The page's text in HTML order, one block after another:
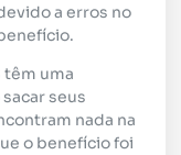
a erros no
têm uma
seus
nada na
o benefício foi